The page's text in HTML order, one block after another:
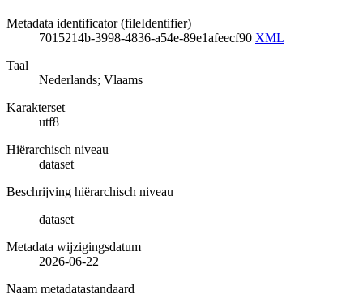
Metadata identificator (fileIdentifier)
7015214b-3998-4836-a54e-89e1afeecf90 XML
Taal
Nederlands; Vlaams
Karakterset
utf8
Hiërarchisch niveau
dataset
Beschrijving hiërarchisch niveau
dataset
Metadata wijzigingsdatum
2026-06-22
Naam metadatastandaard